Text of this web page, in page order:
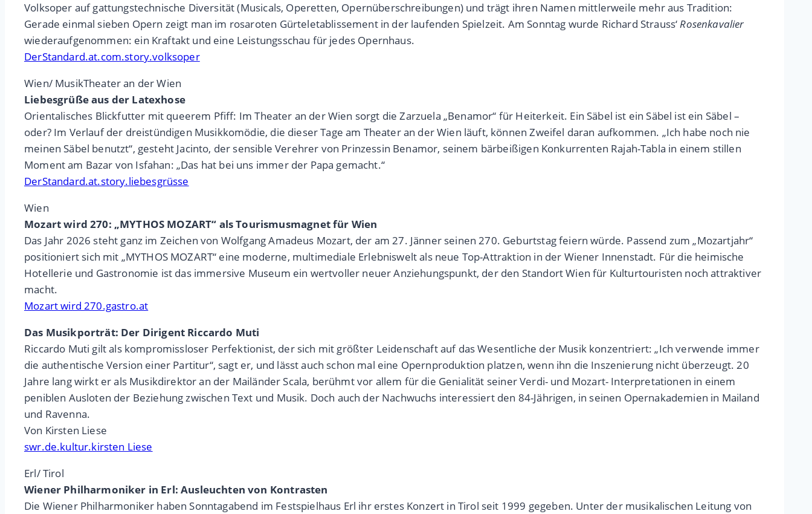
Volksoper auf gattungstechnische Diversität (Musicals, Operetten, Opernüberschreibungen) und trägt ihren Namen mittlerweile mehr aus Tradition:
Gerade einmal sieben Opern zeigt man im rosaroten Gürteletablissement in der laufenden Spielzeit. Am Sonntag wurde Richard Strauss‘Rosenkavalier
wiederaufgenommen: ein Kraftakt und eine Leistungsschau für jedes Opernhaus.
DerStandard.at.com.story.volksoper
Wien/ MusikTheater an der Wien
Liebesgrüße aus der Latexhose
Orientalisches Blickfutter mit queerem Pfiff: Im Theater an der Wien sorgt die Zarzuela „Benamor“ für Heiterkeit. Ein Säbel ist ein Säbel ist ein Säbel –
oder? Im Verlauf der dreistündigen Musikkomödie, die dieser Tage am Theater an der Wien läuft, können Zweifel daran aufkommen. „Ich habe noch nie
meinen Säbel benutzt“, gesteht Jacinto, der sensible Verehrer von Prinzessin Benamor, seinem bärbeißigen Konkurrenten Rajah-Tabla in einem stillen
Moment am Bazar von Isfahan: „Das hat bei uns immer der Papa gemacht.“
DerStandard.at.story.liebesgrüsse
Wien
Mozart wird 270: „MYTHOS MOZART“ als Tourismusmagnet für Wien
Das Jahr 2026 steht ganz im Zeichen von Wolfgang Amadeus Mozart, der am 27. Jänner seinen 270. Geburtstag feiern würde. Passend zum „Mozartjahr“
positioniert sich mit „MYTHOS MOZART“ eine moderne, multimediale Erlebniswelt als neue Top-Attraktion in der Wiener Innenstadt. Für die heimische
Hotellerie und Gastronomie ist das immersive Museum ein wertvoller neuer Anziehungspunkt, der den Standort Wien für Kulturtouristen noch attraktiver
macht.
Mozart wird 270.gastro.at
Das Musikporträt: Der Dirigent Riccardo Muti
Riccardo Muti gilt als kompromissloser Perfektionist, der sich mit größter Leidenschaft auf das Wesentliche der Musik konzentriert: „Ich verwende immer
die authentische Version einer Partitur“, sagt er, und lässt auch schon mal eine Opernproduktion platzen, wenn ihn die Inszenierung nicht überzeugt. 20
Jahre lang wirkt er als Musikdirektor an der Mailänder Scala, berühmt vor allem für die Genialität seiner Verdi- und Mozart- Interpretationen in einem
peniblen Ausloten der Beziehung zwischen Text und Musik. Doch auch der Nachwuchs interessiert den 84-Jährigen, in seinen Opernakademien in Mailand
und Ravenna.
Von Kirsten Liese
swr.de.kultur.kirsten Liese
Erl/ Tirol
Wiener Philharmoniker in Erl: Ausleuchten von Kontrasten
Die Wiener Philharmoniker haben Sonntagabend im Festspielhaus Erl ihr erstes Konzert in Tirol seit 1999 gegeben. Unter der musikalischen Leitung von